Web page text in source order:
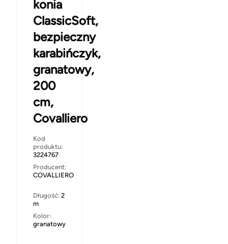
konia
ClassicSoft,
bezpieczny
karabińczyk,
granatowy,
200
cm,
Covalliero
Kod
produktu:
3224767
Producent:
COVALLIERO
Długość: 2
m
Kolor:
granatowy